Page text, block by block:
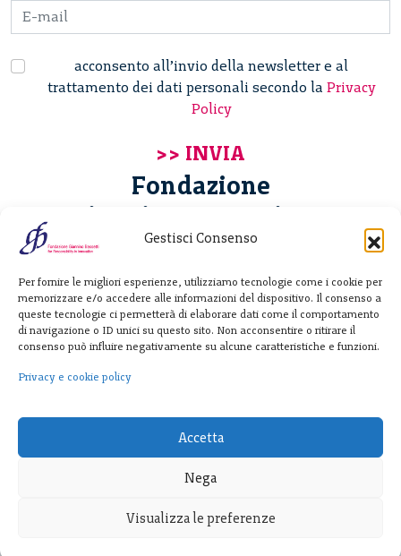
Gestisci Consenso
Per fornire le migliori esperienze, utilizziamo tecnologie come i cookie per
memorizzare e/o accedere alle informazioni del dispositivo. Il consenso a
queste tecnologie ci permetterà di elaborare dati come il comportamento
di navigazione o ID unici su questo sito. Non acconsentire o ritirare il
consenso può influire negativamente su alcune caratteristiche e funzioni.
Privacy e cookie policy
Accetta
Nega
Visualizza le preferenze
acconsento all’invio della newsletter e al
trattamento dei dati personali secondo la Privacy
Policy
Fondazione
Giannino Bassetti ETS
20122 Milano - Italia
T. +39 02 781933
F. + 39 02 76392030
info@fondazionebassetti.org
p.i. 12520270153